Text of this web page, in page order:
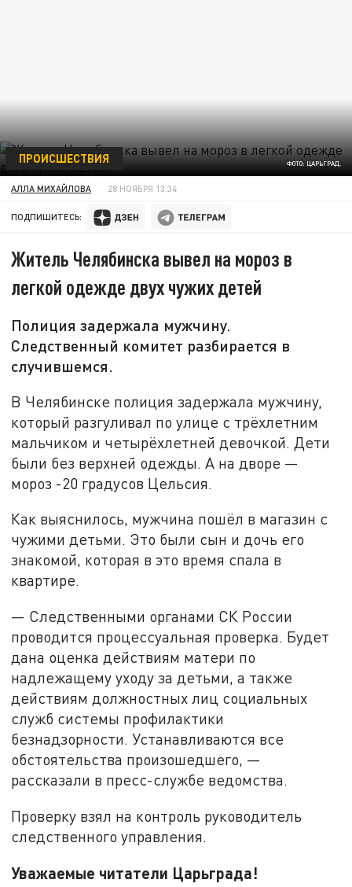
ФОТО: ЦАРЬГРАД.
ПРОИСШЕСТВИЯ
АЛЛА МИХАЙЛОВА 28 НОЯБРЯ 13:34
ПОДПИШИТЕСЬ:
Житель Челябинска вывел на мороз в
легкой одежде двух чужих детей
Полиция задержала мужчину.
Следственный комитет разбирается в
случившемся.
В Челябинске полиция задержала мужчину,
который разгуливал по улице с трёхлетним
мальчиком и четырёхлетней девочкой. Дети
были без верхней одежды. А на дворе —
мороз -20 градусов Цельсия.
Как выяснилось, мужчина пошёл в магазин с
чужими детьми. Это были сын и дочь его
знакомой, которая в это время спала в
квартире.
— Следственными органами СК России
проводится процессуальная проверка. Будет
дана оценка действиям матери по
надлежащему уходу за детьми, а также
действиям должностных лиц социальных
служб системы профилактики
безнадзорности. Устанавливаются все
обстоятельства произошедшего, —
рассказали в пресс-службе ведомства.
Проверку взял на контроль руководитель
следственного управления.
Уважаемые читатели Царьграда!